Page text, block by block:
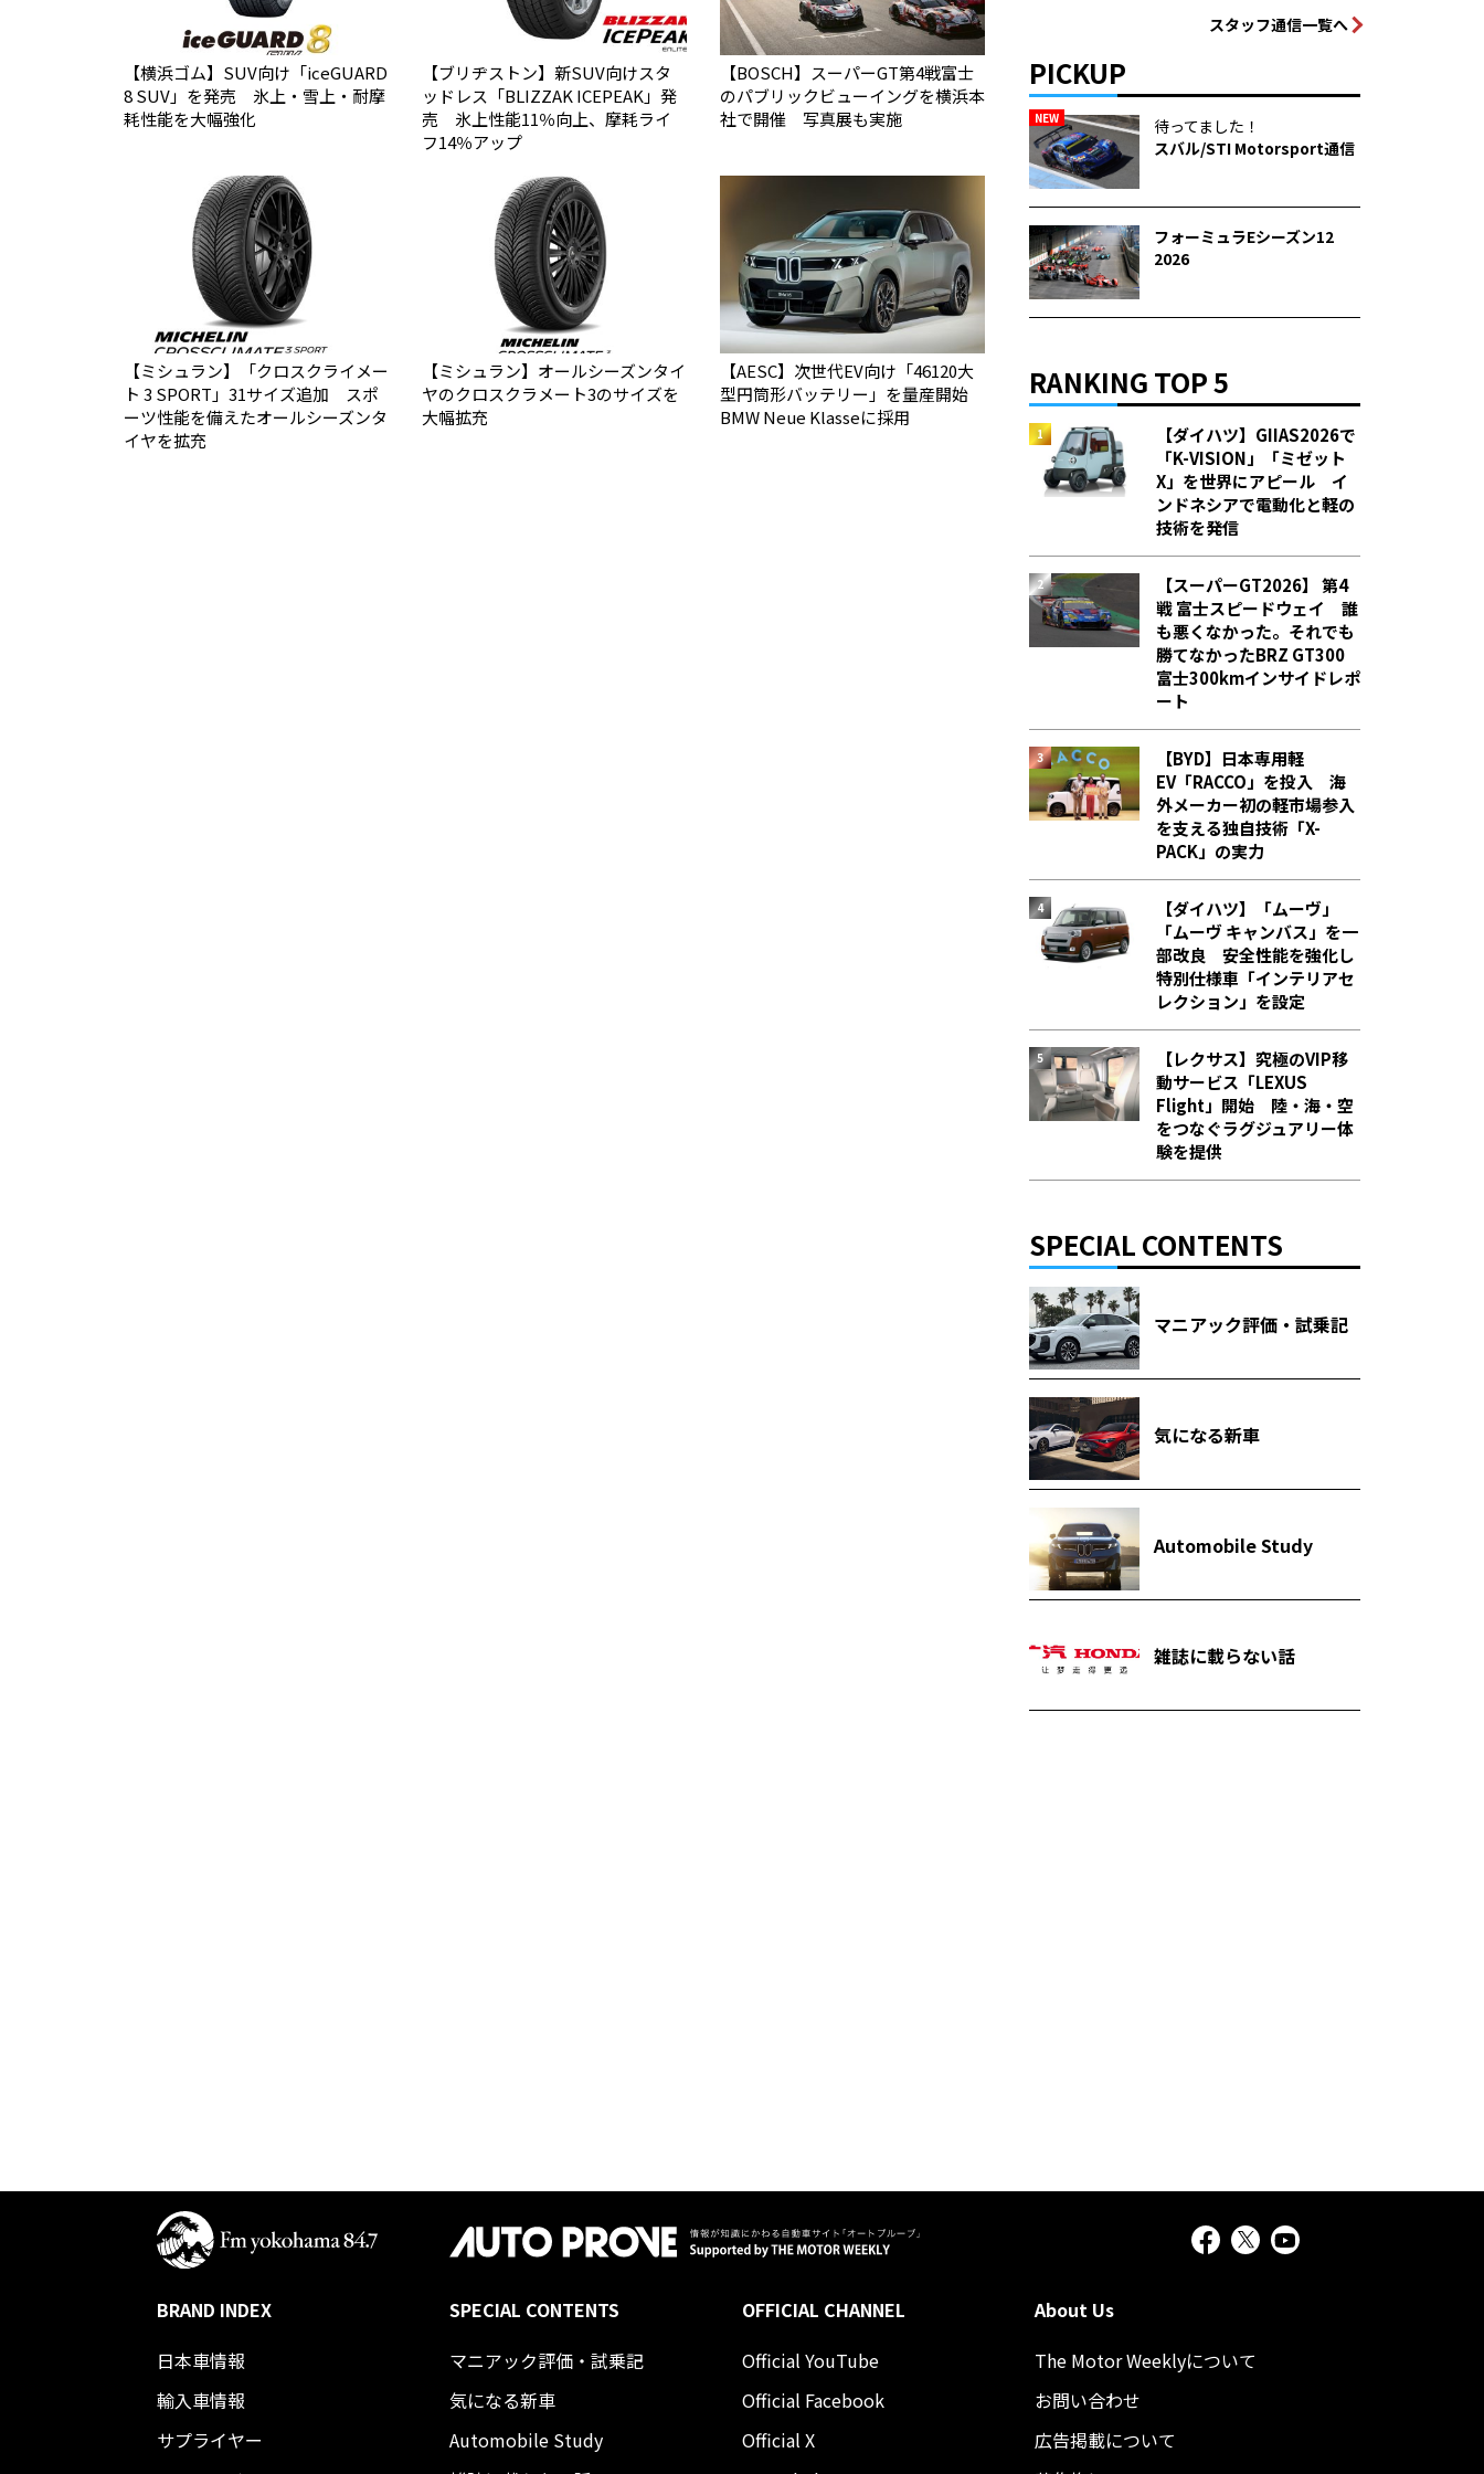
【横浜ゴム】SUV向け「iceGUARD
8 SUV」を発売 氷上・雪上・耐摩
耗性能を大幅強化
【ブリヂストン】新SUV向けスタ
ッドレス「BLIZZAK ICEPEAK」発
売 氷上性能11％向上、摩耗ライ
フ14％アップ
【BOSCH】スーパーGT第4戦富士
のパブリックビューイングを横浜本
社で開催 写真展も実施
【ミシュラン】「クロスクライメー
ト 3 SPORT」31サイズ追加 スポ
ーツ性能を備えたオールシーズンタ
イヤを拡充
【ミシュラン】オールシーズンタイ
ヤのクロスクラメート3のサイズを
大幅拡充
【AESC】次世代EV向け「46120大
型円筒形バッテリー」を量産開始
BMW Neue Klasseに採用
スタッフ通信一覧へ
PICKUP
NEW
待ってました！
スバル/STI Motorsport通信
フォーミュラEシーズン12
2026
RANKING TOP 5
【ダイハツ】GIIAS2026で
「K-VISION」「ミゼット
X」を世界にアピール イ
ンドネシアで電動化と軽の
技術を発信
【スーパーGT2026】 第4
戦 富士スピードウェイ 誰
も悪くなかった。それでも
勝てなかった――BRZ GT300
富士300kmインサイドレポ
ート
【BYD】日本専用軽
EV「RACCO」を投入 海
外メーカー初の軽市場参入
を支える独自技術「X-
PACK」の実力
【ダイハツ】「ムーヴ」
「ムーヴ キャンバス」を一
部改良 安全性能を強化し
特別仕様車「インテリアセ
レクション」を設定
【レクサス】究極のVIP移
動サービス「LEXUS
Flight」開始 陸・海・空
をつなぐラグジュアリー体
験を提供
SPECIAL CONTENTS
マニアック評価・試乗記
気になる新車
Automobile Study
雑誌に載らない話
BRAND INDEX
日本車情報​
輸入車情報
サプライヤー
SPECIAL CONTENTS
マニアック評価・試乗記
気になる新車
Automobile Study
OFFICIAL CHANNEL
Official YouTube
Official Facebook
Official X
About Us
The Motor Weeklyについて
お問い合わせ
広告掲載について